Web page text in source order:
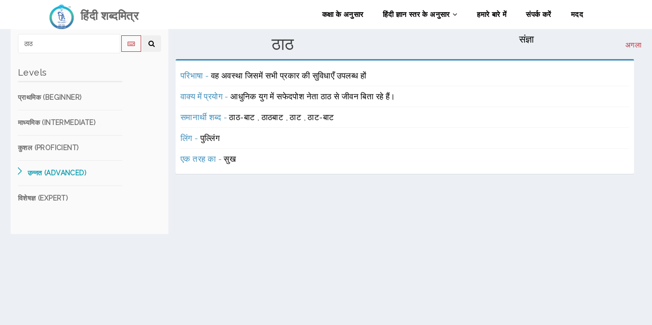
हिंदी शब्दमित्र कक्षा के अनुसार हिंदी ज्ञान स्तर के अनुसार हमारे बारे में संपर्क करें मदद
Levels
प्राथमिक (BEGINNER)
माध्यमिक (INTERMEDIATE)
कुशल (PROFICIENT)
उन्नत (ADVANCED)
विशेषज्ञ (EXPERT)
ठाठ संज्ञा
अगला
परिभाषा -वह अवस्था जिसमें सभी प्रकार की सुविधाएँ उपलब्ध हों
वाक्य में प्रयोग -आधुनिक युग में सफेदपोश नेता ठाठ से जीवन बिता रहे हैं।
समानार्थी शब्द -ठाठ-बाट ,ठाठबाट ,ठाट ,ठाट-बाट
लिंग -पुल्लिंग
एक तरह का -सुख